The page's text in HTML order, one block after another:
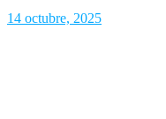
14 octubre, 2025